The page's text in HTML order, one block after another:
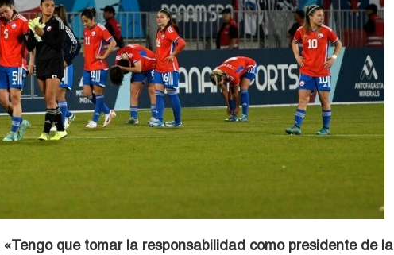
«Tengo que tomar la responsabilidad como presidente de la